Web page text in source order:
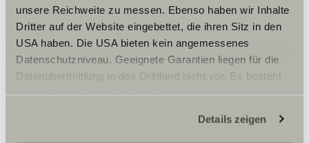
unsere Reichweite zu messen. Ebenso haben wir Inhalte
Dritter auf der Website eingebettet, die ihren Sitz in den
USA haben. Die USA bieten kein angemessenes
Datenschutzniveau. Geeignete Garantien liegen für die
Datenübermittlung in das Drittland nicht vor. Es besteht
zustehen. Eingesetzte Dienstleister können Daten für
Details zeigen
2
Quel modèle souhaiteriez-
vous découvrir en
concession ?
Inscrivez ici la date de votre choix.